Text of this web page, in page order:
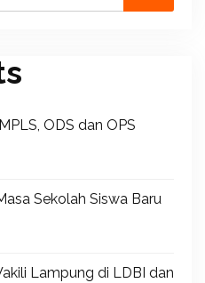
ODS dan OPS
Sekolah Siswa Baru
Lampung di LDBI dan